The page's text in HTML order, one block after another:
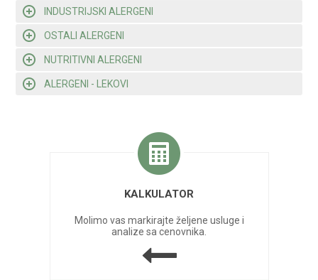
INDUSTRIJSKI ALERGENI
OSTALI ALERGENI
NUTRITIVNI ALERGENI
ALERGENI - LEKOVI
KALKULATOR
Molimo vas markirajte željene usluge i
analize sa cenovnika.